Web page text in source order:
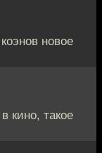
новое
кино, такое